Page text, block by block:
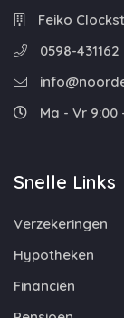
Feiko
0598-431162
Ma - Vr 9:00
Snelle Links
Verzekeringen
Hypotheken
Financiën